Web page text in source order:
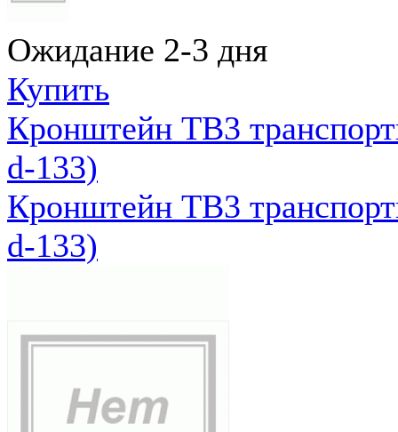
Ожидание 2-3 дня
Купить
Кронштейн ТВ3
d-133)
Кронштейн ТВ3
d-133)